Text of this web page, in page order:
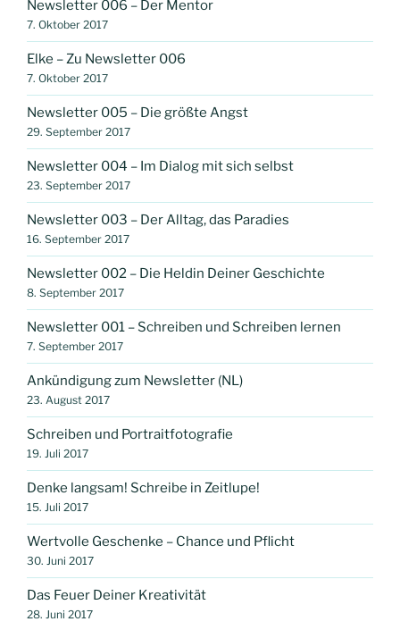
Newsletter 006 – Der Mentor
7. Oktober 2017
Elke – Zu Newsletter 006
7. Oktober 2017
Newsletter 005 – Die größte Angst
29. September 2017
Newsletter 004 – Im Dialog mit sich selbst
23. September 2017
Newsletter 003 – Der Alltag, das Paradies
16. September 2017
Newsletter 002 – Die Heldin Deiner Geschichte
8. September 2017
Newsletter 001 – Schreiben und Schreiben lernen
7. September 2017
Ankündigung zum Newsletter (NL)
23. August 2017
Schreiben und Portraitfotografie
19. Juli 2017
Denke langsam! Schreibe in Zeitlupe!
15. Juli 2017
Wertvolle Geschenke – Chance und Pflicht
30. Juni 2017
Das Feuer Deiner Kreativität
28. Juni 2017